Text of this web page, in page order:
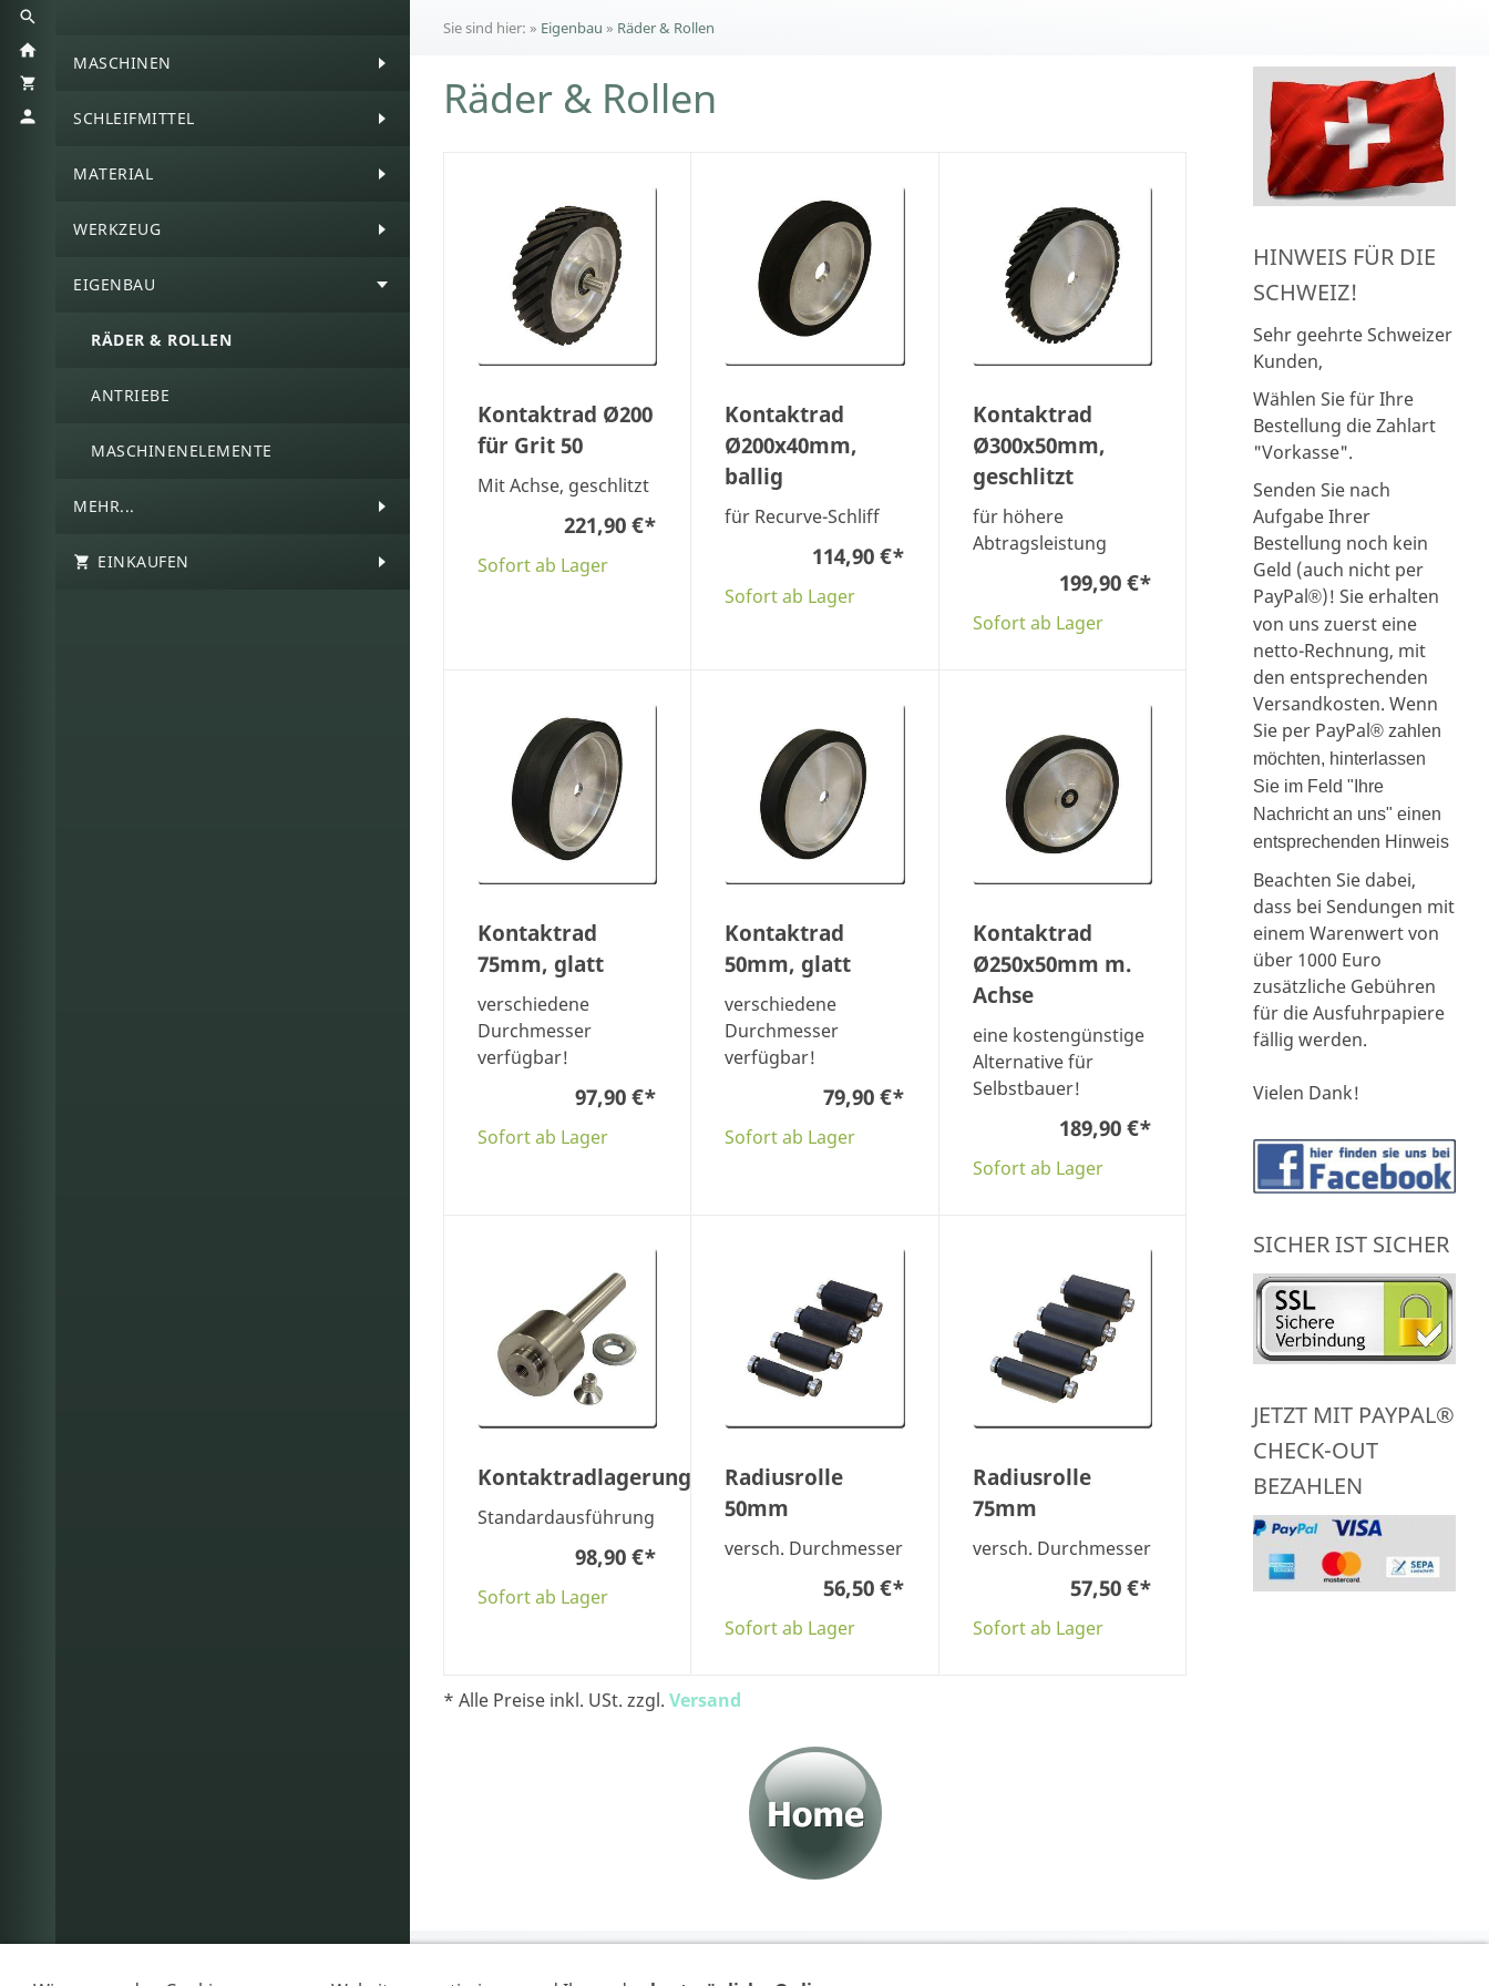
MASCHINEN
SCHLEIFMITTEL
MATERIAL
WERKZEUG
EIGENBAU
RÄDER & ROLLEN
ANTRIEBE
MASCHINENELEMENTE
MEHR...
EINKAUFEN
Sie sind hier: » Eigenbau » Räder & Rollen
Räder & Rollen
Kontaktrad Ø200
für Grit 50
Mit Achse, geschlitzt
221,90 €*
Sofort ab Lager
Kontaktrad
Ø200x40mm,
ballig
für Recurve-Schliff
114,90 €*
Sofort ab Lager
Kontaktrad
Ø300x50mm,
geschlitzt
für höhere
Abtragsleistung
199,90 €*
Sofort ab Lager
Kontaktrad
75mm, glatt
verschiedene
Durchmesser
verfügbar!
97,90 €*
Sofort ab Lager
Kontaktrad
50mm, glatt
verschiedene
Durchmesser
verfügbar!
79,90 €*
Sofort ab Lager
Kontaktrad
Ø250x50mm m.
Achse
eine kostengünstige
Alternative für
Selbstbauer!
189,90 €*
Sofort ab Lager
Kontaktradlagerung
Standardausführung
98,90 €*
Sofort ab Lager
Radiusrolle
50mm
versch. Durchmesser
56,50 €*
Sofort ab Lager
Radiusrolle
75mm
versch. Durchmesser
57,50 €*
Sofort ab Lager
* Alle Preise inkl. USt. zzgl. Versand
HINWEIS FÜR DIE
SCHWEIZ!
Sehr geehrte Schweizer
Kunden,
Wählen Sie für Ihre
Bestellung die Zahlart
"Vorkasse".
Senden Sie nach
Aufgabe Ihrer
Bestellung noch kein
Geld (auch nicht per
PayPal®)! Sie erhalten
von uns zuerst eine
netto-Rechnung, mit
den entsprechenden
Versandkosten. Wenn
Sie per PayPal® zahlen
möchten, hinterlassen
Sie im Feld "Ihre
Nachricht an uns" einen
entsprechenden Hinweis
Beachten Sie dabei,
dass bei Sendungen mit
einem Warenwert von
über 1000 Euro
zusätzliche Gebühren
für die Ausfuhrpapiere
fällig werden.
Vielen Dank!
SICHER IST SICHER
JETZT MIT PAYPAL®
CHECK-OUT
BEZAHLEN